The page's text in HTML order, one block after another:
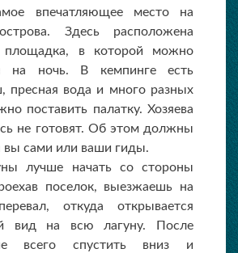
впечатляющее место на
Здесь расположена
площадка, в которой можно
на ночь. В кемпинге есть
пресная вода и много разных
поставить палатку. Хозяева
не готовят. Об этом должны
вы сами или ваши гиды.
лучше начать со стороны
поселок, выезжаешь на
откуда открывается
вид на всю лагуну. После
всего спустить вниз и